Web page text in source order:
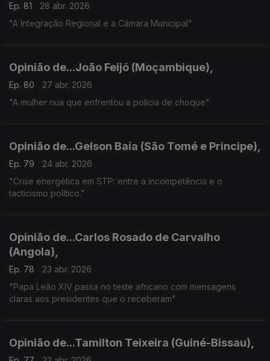
Ep. 81
28 abr. 2026
"A Integração Regional e a Câmara Municipal"
Opinião de...João Feijó (Moçambique),
Ep. 80
27 abr. 2026
"A mulher nua que enfrentou a polícia de choque"
Opinião de...Gelson Baía (São Tomé e Principe),
Ep. 79
24 abr. 2026
"Crise energética em STP: entre a incompetência e o
tacticismo político."
Opinião de...Carlos Rosado de Carvalho
(Angola),
Ep. 78
23 abr. 2026
"Papa Leão XIV passa no teste africano com mensagens
claras aos presidentes que o receberam"
Opinião de...Tamilton Teixeira (Guiné-Bissau),